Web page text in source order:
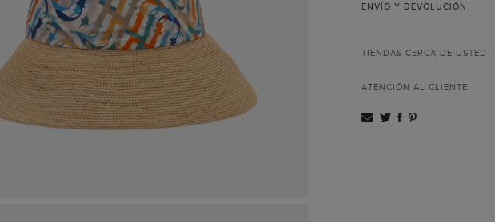
ENVÍO Y DEVOLUCIÓN
TIENDAS CERCA DE USTED
ATENCIÓN AL CLIENTE